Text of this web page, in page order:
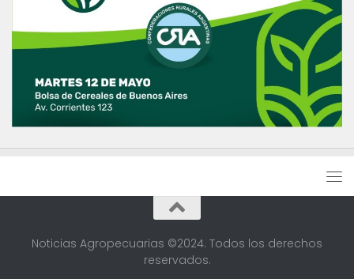
Noticias Agropecuarias ©2024. Todos los derechos
reservados.